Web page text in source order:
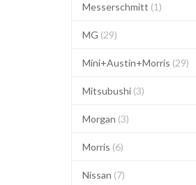
Messerschmitt (1)
MG (29)
Mini+Austin+Morris (29)
Mitsubushi (3)
Morgan (3)
Morris (6)
Nissan (7)